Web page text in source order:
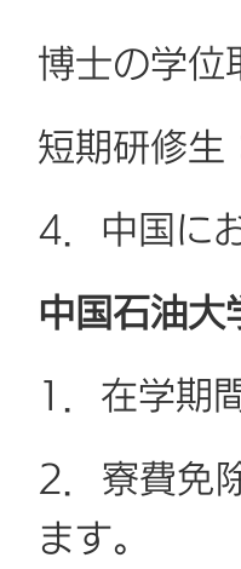
博士の学
短期研修
4．中国に
中国石油
1．在学期
2．寮費免
ます。